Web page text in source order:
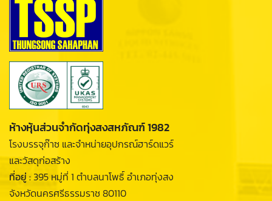
ห้างหุ้นส่วนจำกัดทุ่งสงสหภัณฑ์ 1982
โรงบรรจุก๊าซ และจำหน่ายอุปกรณ์ฮาร์ดแวร์
และวัสดุก่อสร้าง
ที่อยู่ :395 หมู่ที่ 1 ตำบลนาโพธิ์ อำเภอทุ่งสง
จังหวัดนครศรีธรรมราช 80110